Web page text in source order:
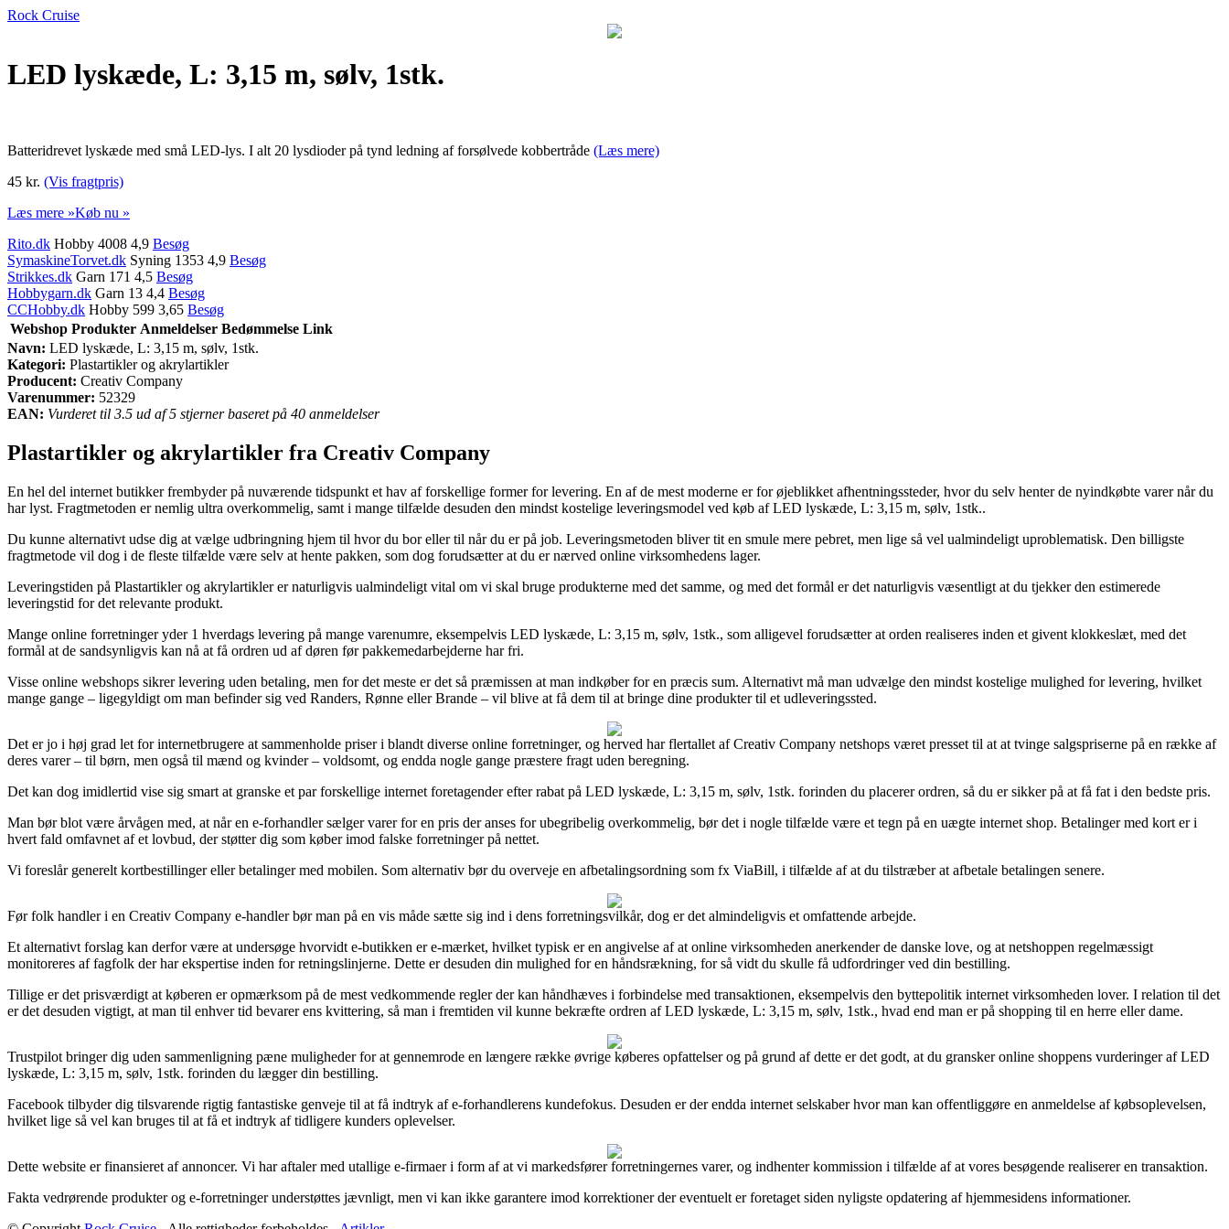
Rock Cruise
LED lyskæde, L: 3,15 m, sølv, 1stk.
Batteridrevet lyskæde med små LED-lys. I alt 20 lysdioder på tynd ledning af forsølvede kobbertråde (Læs mere)
45 kr. (Vis fragtpris)
Læs mere »Køb nu »
Rito.dk Hobby 4008 4,9 Besøg
SymaskineTorvet.dk Syning 1353 4,9 Besøg
Strikkes.dk Garn 171 4,5 Besøg
Hobbygarn.dk Garn 13 4,4 Besøg
CCHobby.dk Hobby 599 3,65 Besøg
Webshop Produkter Anmeldelser Bedømmelse Link
Navn: LED lyskæde, L: 3,15 m, sølv, 1stk.
Kategori: Plastartikler og akrylartikler
Producent: Creativ Company
Varenummer: 52329
EAN: Vurderet til 3.5 ud af 5 stjerner baseret på 40 anmeldelser
Plastartikler og akrylartikler fra Creativ Company
En hel del internet butikker frembyder på nuværende tidspunkt et hav af forskellige former for levering. En af de mest moderne er for øjeblikket afhentningssteder, hvor du selv henter de nyindkøbte varer når du
har lyst. Fragtmetoden er nemlig ultra overkommelig, samt i mange tilfælde desuden den mindst kostelige leveringsmodel ved køb af LED lyskæde, L: 3,15 m, sølv, 1stk..
Du kunne alternativt udse dig at vælge udbringning hjem til hvor du bor eller til når du er på job. Leveringsmetoden bliver tit en smule mere pebret, men lige så vel ualmindeligt uproblematisk. Den billigste
fragtmetode vil dog i de fleste tilfælde være selv at hente pakken, som dog forudsætter at du er nærved online virksomhedens lager.
Leveringstiden på Plastartikler og akrylartikler er naturligvis ualmindeligt vital om vi skal bruge produkterne med det samme, og med det formål er det naturligvis væsentligt at du tjekker den estimerede
leveringstid for det relevante produkt.
Mange online forretninger yder 1 hverdags levering på mange varenumre, eksempelvis LED lyskæde, L: 3,15 m, sølv, 1stk., som alligevel forudsætter at orden realiseres inden et givent klokkeslæt, med det
formål at de sandsynligvis kan nå at få ordren ud af døren før pakkemedarbejderne har fri.
Visse online webshops sikrer levering uden betaling, men for det meste er det så præmissen at man indkøber for en præcis sum. Alternativt må man udvælge den mindst kostelige mulighed for levering, hvilket
mange gange – ligegyldigt om man befinder sig ved Randers, Rønne eller Brande – vil blive at få dem til at bringe dine produkter til et udleveringssted.
Det er jo i høj grad let for internetbrugere at sammenholde priser i blandt diverse online forretninger, og herved har flertallet af Creativ Company netshops været presset til at at tvinge salgspriserne på en række af
deres varer – til børn, men også til mænd og kvinder – voldsomt, og endda nogle gange præstere fragt uden beregning.
Det kan dog imidlertid vise sig smart at granske et par forskellige internet foretagender efter rabat på LED lyskæde, L: 3,15 m, sølv, 1stk. forinden du placerer ordren, så du er sikker på at få fat i den bedste pris.
Man bør blot være årvågen med, at når en e-forhandler sælger varer for en pris der anses for ubegribelig overkommelig, bør det i nogle tilfælde være et tegn på en uægte internet shop. Betalinger med kort er i
hvert fald omfavnet af et lovbud, der støtter dig som køber imod falske forretninger på nettet.
Vi foreslår generelt kortbestillinger eller betalinger med mobilen. Som alternativ bør du overveje en afbetalingsordning som fx ViaBill, i tilfælde af at du tilstræber at afbetale betalingen senere.
Før folk handler i en Creativ Company e-handler bør man på en vis måde sætte sig ind i dens forretningsvilkår, dog er det almindeligvis et omfattende arbejde.
Et alternativt forslag kan derfor være at undersøge hvorvidt e-butikken er e-mærket, hvilket typisk er en angivelse af at online virksomheden anerkender de danske love, og at netshoppen regelmæssigt
monitoreres af fagfolk der har ekspertise inden for retningslinjerne. Dette er desuden din mulighed for en håndsrækning, for så vidt du skulle få udfordringer ved din bestilling.
Tillige er det prisværdigt at køberen er opmærksom på de mest vedkommende regler der kan håndhæves i forbindelse med transaktionen, eksempelvis den byttepolitik internet virksomheden lover. I relation til det
er det desuden vigtigt, at man til enhver tid bevarer ens kvittering, så man i fremtiden vil kunne bekræfte ordren af LED lyskæde, L: 3,15 m, sølv, 1stk., hvad end man er på shopping til en herre eller dame.
Trustpilot bringer dig uden sammenligning pæne muligheder for at gennemrode en længere række øvrige køberes opfattelser og på grund af dette er det godt, at du gransker online shoppens vurderinger af LED
lyskæde, L: 3,15 m, sølv, 1stk. forinden du lægger din bestilling.
Facebook tilbyder dig tilsvarende rigtig fantastiske genveje til at få indtryk af e-forhandlerens kundefokus. Desuden er der endda internet selskaber hvor man kan offentliggøre en anmeldelse af købsoplevelsen,
hvilket lige så vel kan bruges til at få et indtryk af tidligere kunders oplevelser.
Dette website er finansieret af annoncer. Vi har aftaler med utallige e-firmaer i form af at vi markedsfører forretningernes varer, og indhenter kommission i tilfælde af at vores besøgende realiserer en transaktion.
Fakta vedrørende produkter og e-forretninger understøttes jævnligt, men vi kan ikke garantere imod korrektioner der eventuelt er foretaget siden nyligste opdatering af hjemmesidens informationer.